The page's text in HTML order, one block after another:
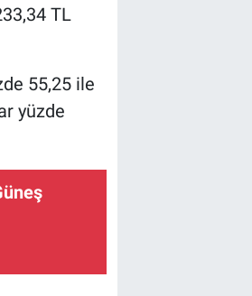
TL
55,25 ile
yüzde